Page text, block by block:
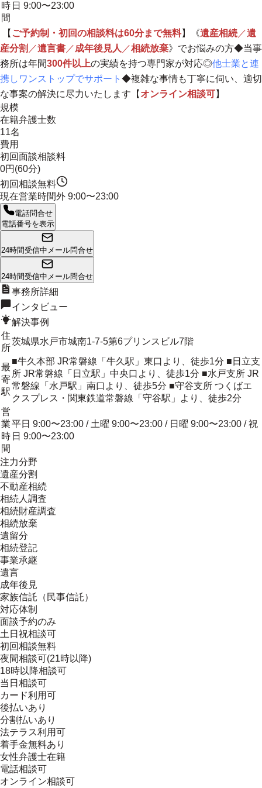
時
間
日 9:00〜23:00
【 ご予約制・初回の相談料は60分まで無料】《遺産相続 ／遺
産分割 ／遺言書 ／成年後見人 ／相続放棄》でお悩みの方◆当事
務所は年間300件以上の実績を持つ専門家が対応◎他士業と連
携しワンストップでサポート ◆複雑な事情も丁寧に伺い、適切
な事案の解決に尽力いたします 【 オンライン相談可】
規模
在籍弁護士数
11名
費用
初回面談相談料
0円(60分)
初回相談無料
現在営業時間外 9:00〜23:00
電話問合せ
電話番号を表示
24時間受信中 メール問合せ
24時間受信中 メール問合せ
事務所詳細
インタビュー
解決事例
住
所
茨城県水戸市城南1-7-5第6プリンスビル7階
最
寄
駅
■牛久本部 JR常磐線「牛久駅」東口より、徒歩1分 ■日立支
所 JR常磐線「日立駅」中央口より、徒歩1分 ■水戸支所 JR
常磐線「水戸駅」南口より、徒歩5分 ■守谷支所 つくばエ
クスプレス・関東鉄道常磐線「守谷駅」より、徒歩2分
営
業
時
間
平日 9:00〜23:00 / 土曜 9:00〜23:00 / 日曜 9:00〜23:00 / 祝
日 9:00〜23:00
注力分野
遺産分割
不動産相続
相続人調査
相続財産調査
相続放棄
遺留分
相続登記
事業承継
遺言
成年後見
家族信託（民事信託）
対応体制
面談予約のみ
土日祝相談可
初回相談無料
夜間相談可(21時以降)
18時以降相談可
当日相談可
カード利用可
後払いあり
分割払いあり
法テラス利用可
着手金無料あり
女性弁護士在籍
電話相談可
オンライン相談可